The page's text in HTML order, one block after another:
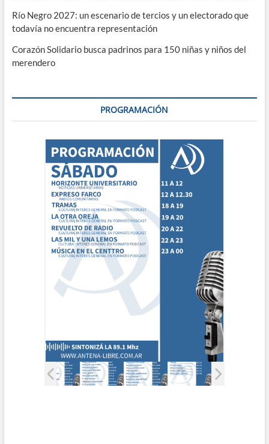
Río Negro 2027: un escenario de tercios y un electorado que
todavía no encuentra representación
Corazón Solidario busca padrinos para 150 niñas y niños del
merendero
PROGRAMACIÓN